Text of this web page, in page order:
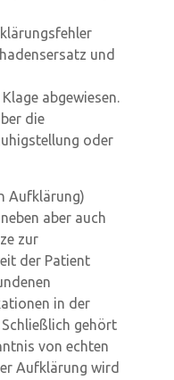
und
abgewiesen.
die
oder
Aufklärung)
aber auch
zur
der Patient
in der
gehört
von echten
Aufklärung wird